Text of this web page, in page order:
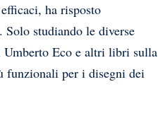
ha risposto
studiando le diverse
Umberto Eco e altri libri sulla
funzionali per i disegni dei